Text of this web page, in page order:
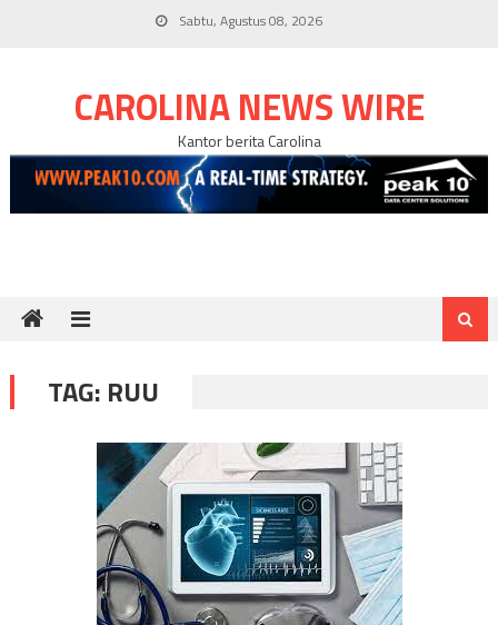
Sabtu, Agustus 08, 2026
CAROLINA NEWS WIRE
Kantor berita Carolina
TAG: RUU